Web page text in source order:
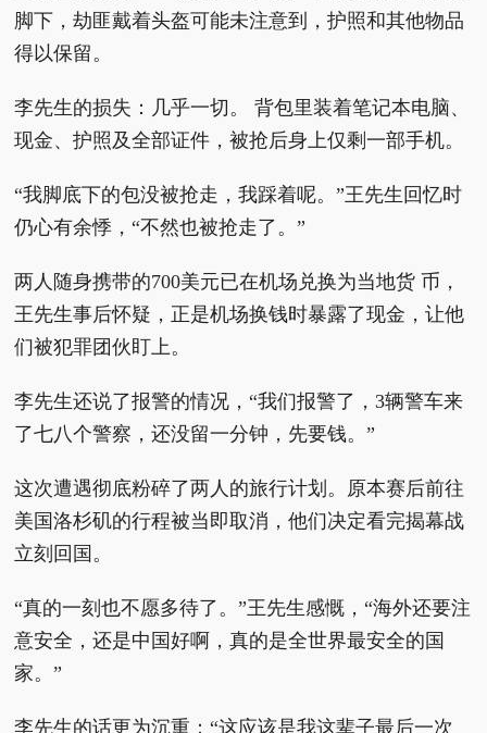
脚下，劫匪戴着头盔可能未注意到，护照和其他物品
得以保留。
李先生的损失：几乎一切。 背包里装着笔记本电脑、
现金、护照及全部证件，被抢后身上仅剩一部手机。
“我脚底下的包没被抢走，我踩着呢。”王先生回忆时
仍心有余悸，“不然也被抢走了。”
两人随身携带的700美元已在机场兑换为当地货 币，
王先生事后怀疑，正是机场换钱时暴露了现金，让他
们被犯罪团伙盯上。
李先生还说了报警的情况，“我们报警了，3辆警车来
了七八个警察，还没留一分钟，先要钱。”
这次遭遇彻底粉碎了两人的旅行计划。原本赛后前往
美国洛杉矶的行程被当即取消，他们决定看完揭幕战
立刻回国。
“真的一刻也不愿多待了。”王先生感慨，“海外还要注
意安全，还是中国好啊，真的是全世界最安全的国
家。”
李先生的话更为沉重：“这应该是我这辈子最后一次